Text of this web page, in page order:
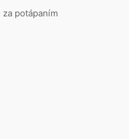
potápaním